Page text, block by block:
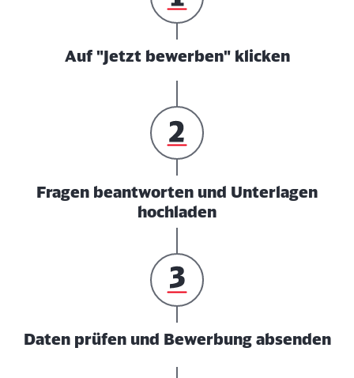
Auf "Jetzt bewerben" klicken
Fragen beantworten und Unterlagen
hochladen
Daten prüfen und Bewerbung absenden